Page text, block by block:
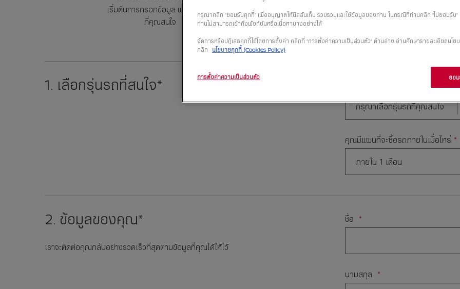
เริ่มต้นการกรอกข้อมูล พร้อมรุ่นรถ
ที่คุณสนใจ
เจ้าหน้าที่ของเรา จะดำเนินการ
ติดต่อท่านโดยเร็วที่สุด
ใบเสนอราคาจะถูกส่งให้คุณ พร้อม
ข้อเสนอพิเศษ (ถ้ามี) โดยผู้จำหน่าย
1. เลือกรุ่นรถที่สนใจ*
กรุณาเลือกรุ่นรถที่คุณสนใจ
คุณมีแผนที่จะซื้อรถภายในเมื่อไหร่
ภายใน 1 เดือน
2. ข้อมูลของคุณ*
เราจะติดต่อคุณกลับอย่างรวดเร็วที่สุดตามข้อมูลที่คุณได้ให้ไว้
ชื่อ
นามสกุล
กรุณาคลิก “ยอมรับคุกกี้” เพื่ออนุญาตให้นิสสันเก็บ รวบรวมและใช้ข้อมูลของท่าน ในกรณีที่ท่านคลิก “ไม่ยอมรับ
ท่านไม่สามารถเข้าถึงฟังก์ชันหรือเนื้อหาบางอย่างได้
จัดการหรือปฏิเสธคุกกี้ได้โดยการตั้งค่า คลิกที่ “การตั้งค่าความเป็นส่วนตัว” ด้านล่าง อ่านศึกษารายละเอียดนโ
คลิก
นโยบายคุกกี้ (Cookies Policy)
ยอ
การตั้งค่าความเป็นส่วนตัว